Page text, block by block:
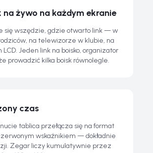
na żywo na każdym ekranie
się wszędzie, gdzie otwarto link — w
na telewizorze w klubie, na
Jeden link na boisko, organizator
prowadzić kilka boisk równolegle.
czas
tablica przełącza się na format
wskaźnikiem — dokładnie
Zegar liczy kumulatywnie przez